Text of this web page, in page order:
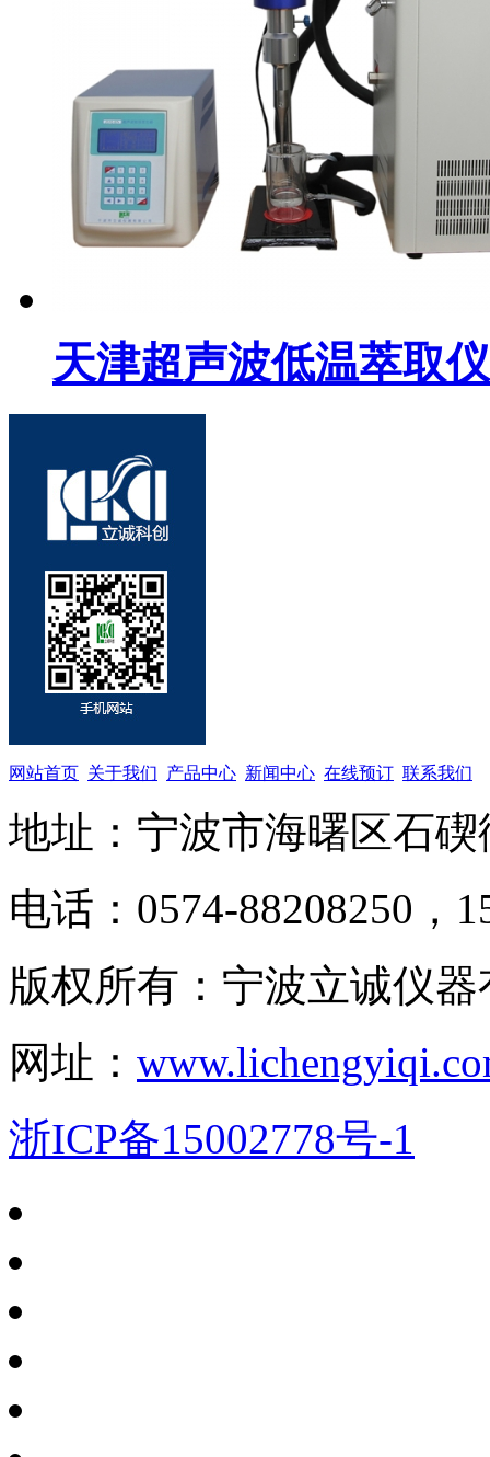
天津超声波低温萃取仪
网站首页 关于我们 产品中心 新闻中心 在线预订 联系我们
地址：宁波市海曙区石
电话：0574-88208250，
版权所有：宁波立诚仪
网址：
浙ICP备15002778号-1